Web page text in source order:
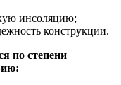
инсоляцию;
конструкции.
по степени